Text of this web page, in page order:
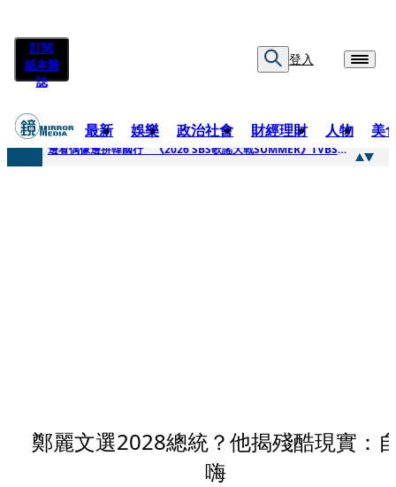
訂閱
紙本雜
誌
登入
最新 娛樂 政治社會 財經理財 人物 美
快訊
邊看偶像邊拚韓國行 《2026 SBS歌謠大戰SUMMER》TVBS直播祭追星福利
鄭麗文選2028總統？他揭殘酷現實：
嗨